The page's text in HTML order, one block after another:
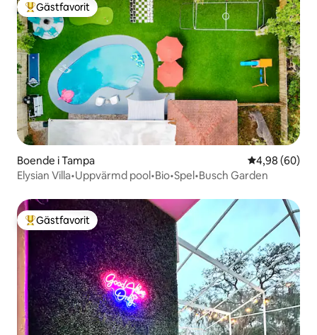
Populär gästfavorit
Gästfavorit
Boende i Tampa 4,98 av 5 i
4,98 (60)
Elysian Villa•Uppvärmd pool•Bio•Spel•Busch Garden
Populär gästfavorit
Gästfavorit